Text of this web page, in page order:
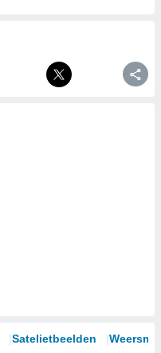
Satelietbeelden